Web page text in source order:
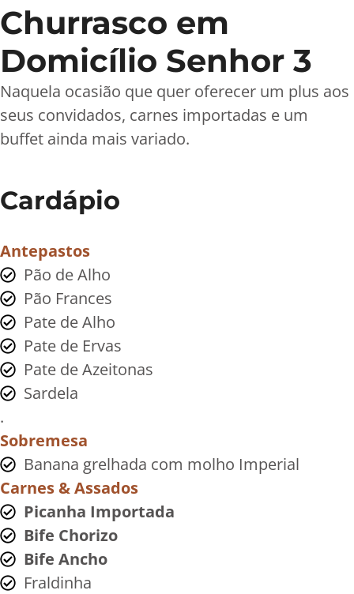
Churrasco em
Domicílio Senhor 3
Naquela ocasião que quer oferecer um plus aos
seus convidados, carnes importadas e um
buffet ainda mais variado.
Cardápio
Antepastos
Pão de Alho
Pão Frances
Pate de Alho
Pate de Ervas
Pate de Azeitonas
Sardela
.
Sobremesa
Banana grelhada com molho Imperial
Carnes & Assados
Picanha Importada
Bife Chorizo
Bife Ancho
Fraldinha